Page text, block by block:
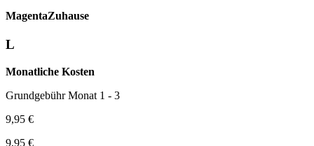
Magenta­Zuhause
L
Monatliche Kosten
Grundgebühr Monat 1 - 3
9,95 €
9,95 €